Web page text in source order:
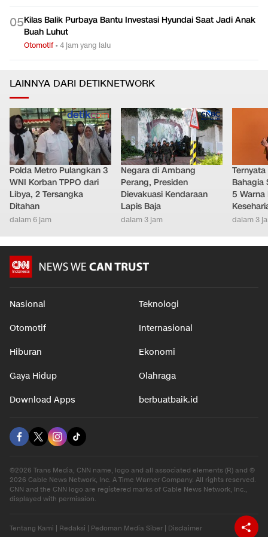
05Kilas Balik Purbaya Bantu Investasi Hyundai Saat Jadi Anak
Buah Luhut
Otomotif•4 jam yang lalu
LAINNYA DARI DETIKNETWORK
Polda Metro Pulangkan 3
WNI Korban TPPO dari
Libya, 2 Tersangka
Ditahan
dalam 6 jam
Negara di Ambang
Perang, Presiden
Dievakuasi Kendaraan
Lapis Baja
dalam 3 jam
Bahagia
5
dalam 3
Nasional Teknologi
Otomotif Internasional
Hiburan Ekonomi
Gaya Hidup Olahraga
Download Apps berbuatbaik.id
©2026 Trans Media, CNN name, logo and all associated elements (R) and ©
2026 Cable News Network, Inc. A Time Warner Company. All rights reserved.
CNN and the CNN logo are registered marks of Cable News Network, Inc.,
displayed with permission.
Tentang Kami Redaksi Pedoman Media Siber Disclaimer